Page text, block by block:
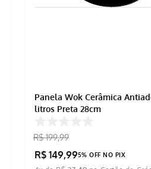
Panela Wok Cerâmica
litros Preta 28cm
R$ 199,99
R$ 149,995% OFF NO PIX